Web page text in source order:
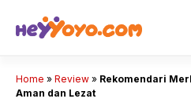
Home » Review » Rekomendari
Aman dan Lezat